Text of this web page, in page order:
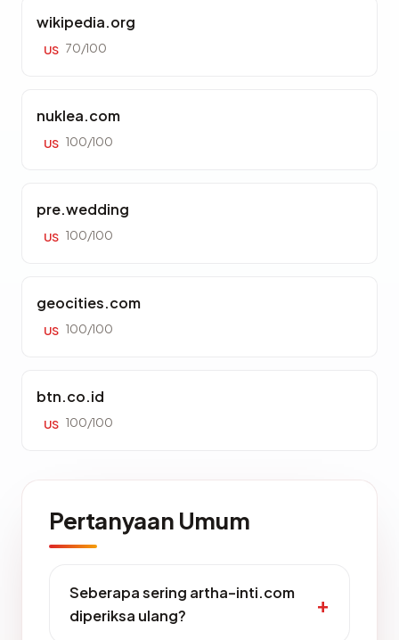
wikipedia.org
US 70/100
nuklea.com
US 100/100
pre.wedding
US 100/100
geocities.com
US 100/100
btn.co.id
US 100/100
Pertanyaan Umum
Seberapa sering artha-inti.com
diperiksa ulang?